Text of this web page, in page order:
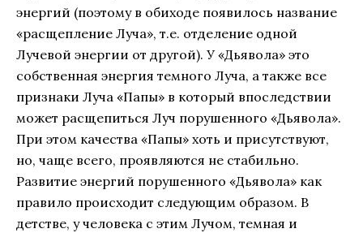
энергий (поэтому в обиходе появилось название
«расщепление Луча», т.е. отделение одной
Лучевой энергии от другой). У «Дьявола» это
собственная энергия темного Луча, а также все
признаки Луча «Папы» в который впоследствии
может расщепиться Луч порушенного «Дьявола».
При этом качества «Папы» хоть и присутствуют,
но, чаще всего, проявляются не стабильно.
Развитие энергий порушенного «Дьявола» как
правило происходит следующим образом. В
детстве, у человека с этим Лучом, темная и